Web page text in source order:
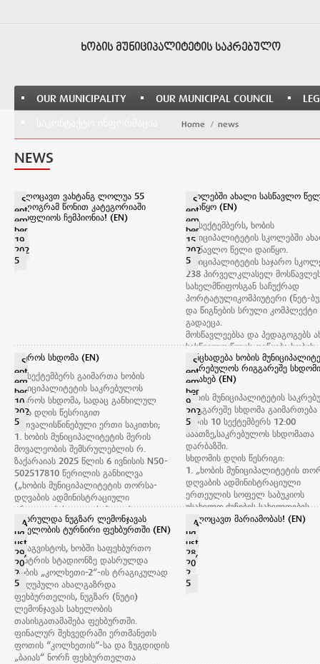
ᲮᲝᲑᲘᲡ ᲛᲣᲜᲘᲪᲘᲞᲐᲚᲘᲢᲔᲢᲘᲡ ᲡᲐᲙᲠᲔᲑᲣᲚᲝ
OUR MUNICIPALITY OUR MUNICIPAL COUNCIL
Home news
NEWS
S
ept
em
ber
19,
202
5
გილოცავთ ვახტანგ ლოლუა 55
კილოგრამ წონით კატეგორიაში
მსოფლიოს ჩემპიონია! (EN)
S
ept
em
ber
15,
202
5
სკოლებში ახალი სასწავლო
დაიწყო (EN)
15 სექტემბერს, ხობის
მუნიციპალიტეტის სკოლებში
სასწავლო წელი დაიწყო.
მუნიციპალიტეტის საჯარო
238 პირველკლასელ
სახელმწიფოსგან საჩუქრად
პორტატულიკომპიუტერი (ნეტ-
და წიგნების სრული კომპლექტი
გადაეცა.
მოსწავლეებსა და პედაგოგებს
სასწავლო წლის დაწყება ხობის
მუნიციპალიტეტის საკრებულოს
თავმჯდომარემ ლევან
მერმა დავით ბუკიამ და
საგანმანათლებლო
უფროსმა, ანა არაბულმა
ტრადიციულად ხობის წმინდა
სახლეობის ტაძრის
კირიონ დარასელიამ
პირველკლასელები დალოცა.
ხობის მუნიციპალიტეტის
წარმატებულ სასწავლო წელს
გისურვებთ.
S
ept
em
ber
10,
202
5
ბიუროს სხდომა (EN)
10 სექტემბერს გაიმართა ხობის
მუნიციპალიტეტის საკრებულოს
ბიუროს სხდომა, სადაც განხილულ
იქნა დღის წესრიგით
გათვალისწინებული ერთი საკითხი;
1. ხობის მუნიციპალიტეტის მერის
მოვალეობის შემსრულებლის რ.
ზაქარაიას 2025 წლის 6 ივნისის N50-
502517810 წერილის განხილვა
(„ხობის მუნიციპალიტეტის თორსა-
დღვაბის ადმინისტრაციული
ერთეულის სოფელ საბუკიოს
უსახელო ქუჩების სახელდების
შესახებ“ განკარგულების პროექტის
თაობაზე).
(მომხსენებელი: ბექა მამაცაშვილი -
ხობის მუნიციპალიტეტის საკრებულოს
ინფრასტრუქტურისა და სივრცით -
ტერიტორიული დაგეგმარების
კომისიის თავმჯდომარე).
S
ept
em
ber
9,
202
5
განცხადება ხობის
საკრებულოს რიგგარეშე
შესახებ (EN)
ხობის მუნიციპალიტეტის
რიგგარეშე სხდომა გაიმართება
წლის 10 სექტემბერს 12:00
საათზე,საკრებულოს სხდომათა
დარბაზში.
სხდომის დღის წესრიგი:
1. „ხობის მუნიციპალიტეტის
დღვაბის ადმინისტრაციული
ერთეულის სოფელ საბუკიოს
უსახელო ქუჩების სახელდების
შესახებ“ განკარგულების
განხილვა.
(მომხსენებელი: დავით ბუკია -
მუნიციპალიტეტის მერი;
თანამომხსენებელი: გია
ხობის მუნიციპალიტეტის მერიის
A
ug
ust
29,
20
2
5
დასრულდა ნუგზარ ლემონჯავას
სახელობის ტურნირი ფეხბურთში (EN)
29 აგვისტოს, ხობში საფეხბურთო
ცენტრის სტადიონზე დასრულდა
ხობის „კოლხეთი-2“-ის ტრაგიკულად
დაღუპული ახალგაზრდა
ფეხბურთელის, ნუგზარ (ნუტი)
ლემონჯავას სახელობის
თასისგათამაშება ფეხბურთში.
ფინალურ შეხვედრაში ერთმანეთს
ფოთის “კოლხეთის“-სა და ზუგდიდის
„ბაიას“ ნორჩ ფეხბურთელთა
A
ug
ust
28,
20
2
5
გილოცავთ მარიამობას! (EN)